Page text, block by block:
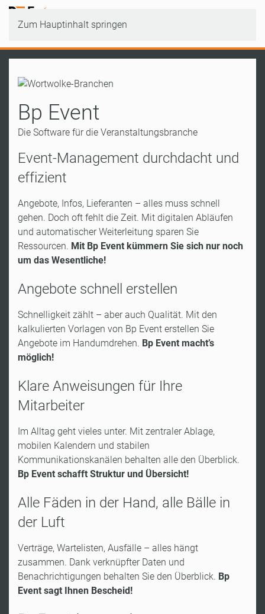
Zum Hauptinhalt springen
Bp Event
Die Software für die Veranstaltungsbranche
Event-Management durchdacht und
effizient
Angebote, Infos, Lieferanten – alles muss schnell
gehen. Doch oft fehlt die Zeit. Mit digitalen Abläufen
und automatischer Weiterleitung sparen Sie
Ressourcen. Mit Bp Event kümmern Sie sich nur noch
um das Wesentliche!
Angebote schnell erstellen
Schnelligkeit zählt – aber auch Qualität. Mit den
kalkulierten Vorlagen von Bp Event erstellen Sie
Angebote im Handumdrehen. Bp Event macht’s
möglich!
Klare Anweisungen für Ihre
Mitarbeiter
Im Alltag geht vieles unter. Mit zentraler Ablage,
mobilen Kalendern und stabilen
Kommunikationskanälen behalten alle den Überblick.
Bp Event schafft Struktur und Übersicht!
Alle Fäden in der Hand, alle Bälle in
der Luft
Verträge, Wartelisten, Ausfälle – alles hängt
zusammen. Dank verknüpfter Daten und
Benachrichtigungen behalten Sie den Überblick. Bp
Event sagt Ihnen Bescheid!